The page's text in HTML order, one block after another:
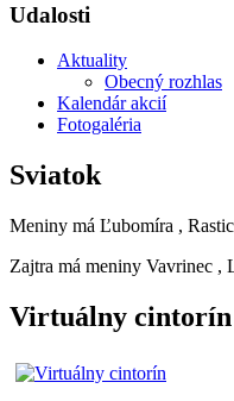
Udalosti
Aktuality
Obecný rozhlas
Kalendár akcií
Fotogaléria
Sviatok
Meniny má Ľubomíra , Rastic
Zajtra má meniny Vavrinec ,
Virtuálny cintorín